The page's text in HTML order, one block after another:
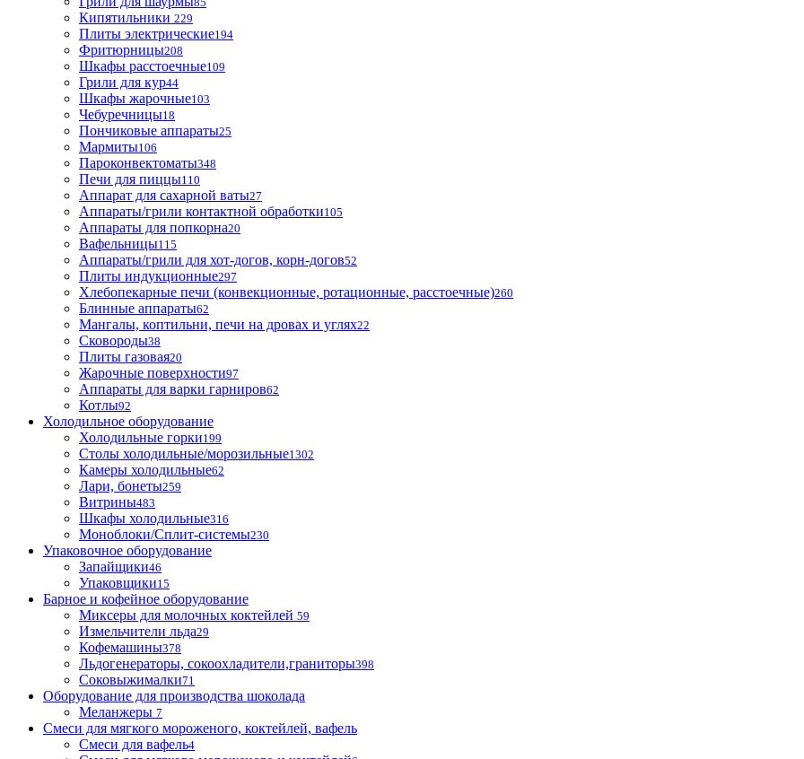
Кипятильники 229
Плиты электрические194
Фритюрницы208
Шкафы расстоечные109
Грили для кур44
Шкафы жарочные103
Чебуречницы18
Пончиковые аппараты25
Мармиты106
Пароконвектоматы348
Печи для пиццы110
Аппарат для сахарной ваты27
Аппараты/грили контактной обработки105
Аппараты для попкорна20
Вафельницы115
Аппараты/грили для хот-догов, корн-догов52
Плиты индукционные297
Хлебопекарные печи (конвекционные, ротационные, расстоечные)260
Блинные аппараты62
Мангалы, коптильни, печи на дровах и углях22
Сковороды38
Плиты газовая20
Жарочные поверхности97
Аппараты для варки гарниров62
Котлы92
Холодильное оборудование
Холодильные горки199
Столы холодильные/морозильные1302
Камеры холодильные62
Лари, бонеты259
Витрины483
Шкафы холодильные316
Моноблоки/Сплит-системы230
Упаковочное оборудование
Запайщики46
Упаковщики15
Барное и кофейное оборудование
Миксеры для молочных коктейлей 59
Измельчители льда29
Кофемашины378
Льдогенераторы, сокоохладители,граниторы398
Соковыжималки71
Оборудование для производства шоколада
Меланжеры 7
Смеси для мягкого мороженого, коктейлей, вафель
Смеси для вафель4